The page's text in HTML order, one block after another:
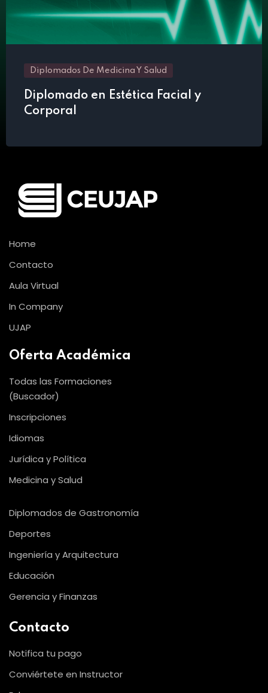
Diplomados De Medicina Y Salud
Diplomado en Estética Facial y
Corporal
Home
Contacto
Aula Virtual
In Company
UJAP
Oferta Académica
Todas las Formaciones
(Buscador)
Inscripciones
Idiomas
Jurídica y Política
Medicina y Salud
Diplomados de Gastronomía
Deportes
Ingeniería y Arquitectura
Educación
Gerencia y Finanzas
Contacto
Notifica tu pago
Conviértete en Instructor